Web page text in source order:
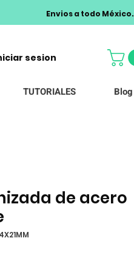
Envios a todo México.
sesion
TUTORIALES Blog
de acero